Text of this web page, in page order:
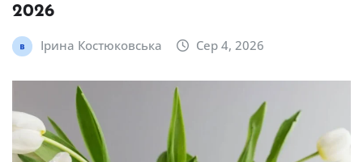
2026
Ірина Костюковська Сер 4, 2026